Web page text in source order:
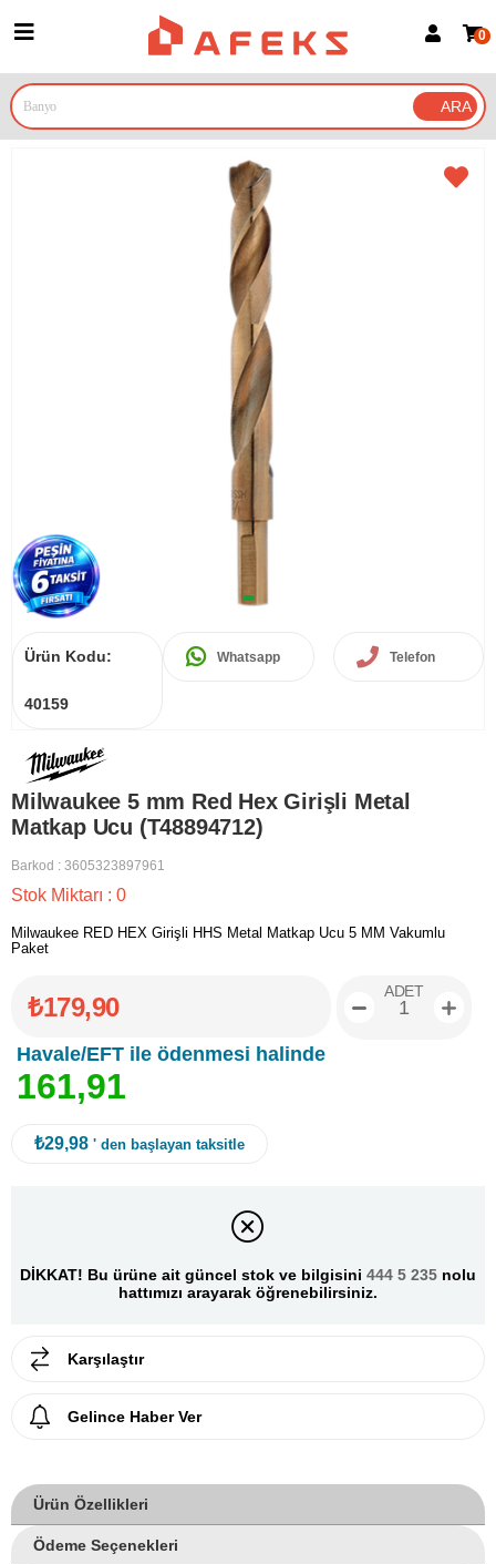
Google İle Bağlan
0
Ürün Kodu:
40159
Whatsapp Telefon
Milwaukee 5 mm Red Hex Girişli Metal
Matkap Ucu (T48894712)
Barkod : 3605323897961
Stok Miktarı : 0
Milwaukee RED HEX Girişli HHS Metal Matkap Ucu 5 MM Vakumlu
Paket
₺179,90
Havale/EFT ile ödenmesi halinde
161,91
ADET
₺29,98 ' den başlayan taksitle
DİKKAT! Bu ürüne ait güncel stok ve bilgisini 444 5 235 nolu
hattımızı arayarak öğrenebilirsiniz.
Karşılaştır
Gelince Haber Ver
Ürün Özellikleri
Ödeme Seçenekleri